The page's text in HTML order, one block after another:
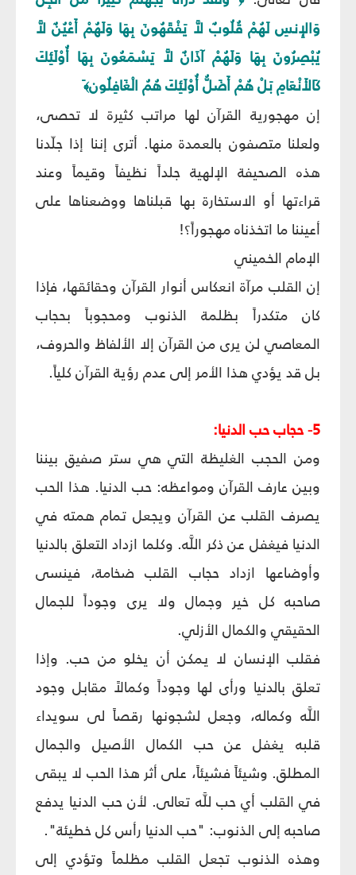
وَالإِنسِ لَهُمْ قُلُوبٌ لاَّ يَفْقَهُونَ بِهَا وَلَهُمْ أَعْيُنٌ لاَّ
يُبْصِرُونَ بِهَا وَلَهُمْ آذَانٌ لاَّ يَسْمَعُونَ بِهَا أُوْلَئِكَ
كَالأَنْعَامِ بَلْ هُمْ أَضَلُّ أُوْلَئِكَ هُمُ الْغَافِلُون﴾
إن مهجورية القرآن لها مراتب كثيرة لا تحصى،
ولعلنا متصفون بالعمدة منها. أترى إننا إذا جلّدنا
هذه الصحيفة الإلهية جلداً نظيفاً وقيماً وعند
قراءتها أو الاستخارة بها قبلناها ووضعناها على
أعيننا ما اتخذناه مهجوراً؟!
الإمام الخميني
إن القلب مرآة انعكاس أنوار القرآن وحقائقها، فإذا
كان متكدراً بظلمة الذنوب ومحجوباً بحجاب
المعاصي لن يرى من القرآن إلا الألفاظ والحروف،
بل قد يؤدي هذا الأمر إلى عدم رؤية القرآن كلياً.
5- حجاب حب الدنيا:
ومن الحجب الغليظة التي هي ستر صفيق بيننا
وبين عارف القرآن ومواعظه: حب الدنيا. هذا الحب
يصرف القلب عن القرآن ويجعل تمام همته في
الدنيا فيغفل عن ذكر اللَّه. وكلما ازداد التعلق بالدنيا
وأوضاعها ازداد حجاب القلب ضخامة، فينسى
صاحبه كل خير وجمال ولا يرى وجوداً للجمال
الحقيقي والكمال الأزلي.
فقلب الإنسان لا يمكن أن يخلو من حب. وإذا
تعلق بالدنيا ورأى لها وجوداً وكمالاً مقابل وجود
اللَّه وكماله، وجعل لشجونها رقصاً لى سويداء
قلبه يغفل عن حب الكمال الأصيل والجمال
المطلق. وشيئاً فشيئاً، على أثر هذا الحب لا يبقى
في القلب أي حب للَّه تعالى. لأن حب الدنيا يدفع
صاحبه إلى الذنوب: "حب الدنيا رأس كل خطيئة".
وهذه الذنوب تجعل القلب مظلماً وتؤدي إلى